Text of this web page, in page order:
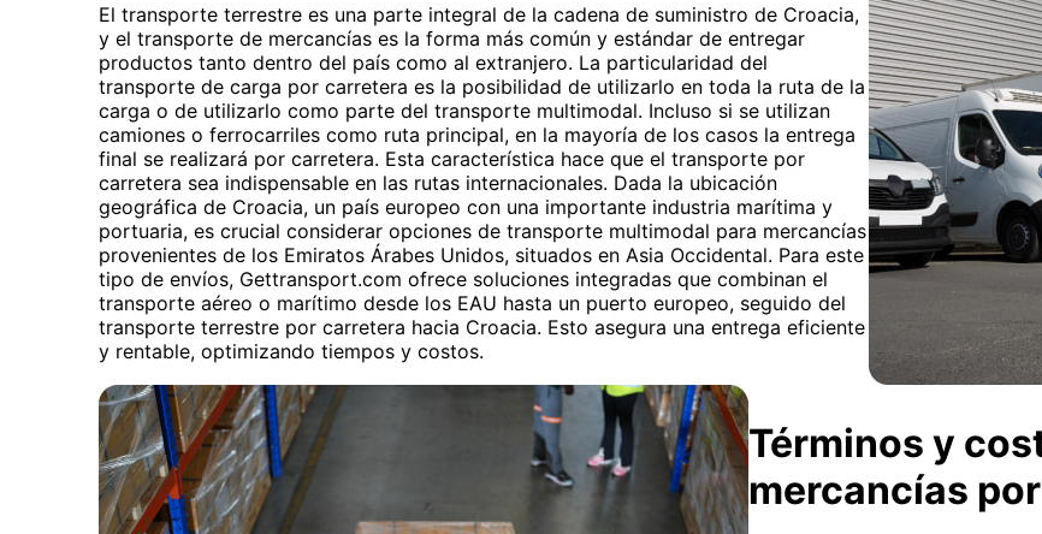
El transporte terrestre es una parte integral de la cadena de suministro de Croacia,
y el transporte de mercancías es la forma más común y estándar de entregar
productos tanto dentro del país como al extranjero. La particularidad del
transporte de carga por carretera es la posibilidad de utilizarlo en toda la ruta de la
carga o de utilizarlo como parte del transporte multimodal. Incluso si se utilizan
camiones o ferrocarriles como ruta principal, en la mayoría de los casos la entrega
final se realizará por carretera. Esta característica hace que el transporte por
carretera sea indispensable en las rutas internacionales. Dada la ubicación
geográfica de Croacia, un país europeo con una importante industria marítima y
portuaria, es crucial considerar opciones de transporte multimodal para mercancías
provenientes de los Emiratos Árabes Unidos, situados en Asia Occidental. Para este
tipo de envíos, Gettransport.com ofrece soluciones integradas que combinan el
transporte aéreo o marítimo desde los EAU hasta un puerto europeo, seguido del
transporte terrestre por carretera hacia Croacia. Esto asegura una entrega eficiente
y rentable, optimizando tiempos y costos.
Términos y
mercancías